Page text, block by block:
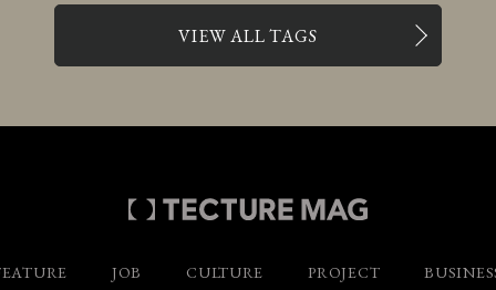
VIEW ALL TAGS
JOB CULTURE PROJECT